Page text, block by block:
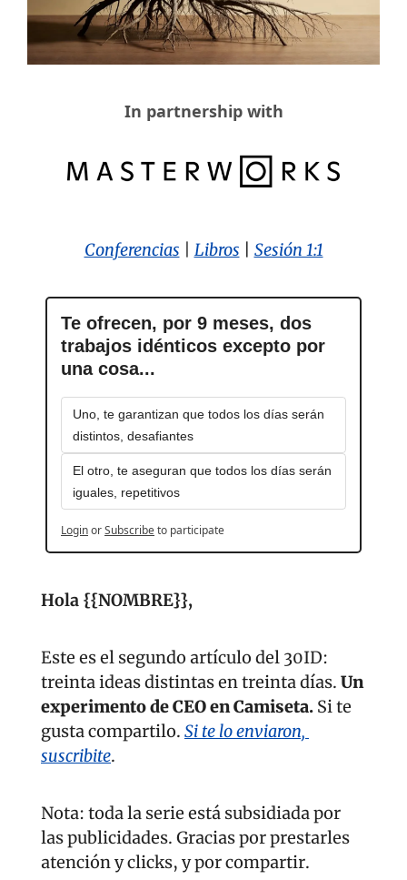
In partnership with
Conferencias Libros Sesión 1:1
Te ofrecen, por 9 meses, dos
trabajos idénticos excepto por
una cosa...
Uno, te garantizan que todos los días serán
distintos, desafiantes
El otro, te aseguran que todos los días serán
iguales, repetitivos
LoginorSubscribeto participate
Hola {{NOMBRE}},
Este es el segundo artículo del 30ID:
treinta ideas distintas en treinta días. Un
experimento de CEO en Camiseta. Si te
gusta compartilo. Si te lo enviaron,
suscribite.
Nota: toda la serie está subsidiada por
las publicidades. Gracias por prestarles
atención y clicks, y por compartir.